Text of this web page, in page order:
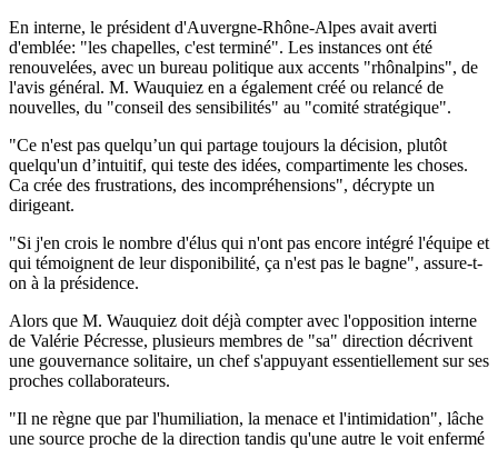
En interne, le président d'Auvergne-Rhône-Alpes avait averti
d'emblée: "les chapelles, c'est terminé". Les instances ont été
renouvelées, avec un bureau politique aux accents "rhônalpins", de
l'avis général. M. Wauquiez en a également créé ou relancé de
nouvelles, du "conseil des sensibilités" au "comité stratégique".
"Ce n'est pas quelqu’un qui partage toujours la décision, plutôt
quelqu'un d’intuitif, qui teste des idées, compartimente les choses.
Ca crée des frustrations, des incompréhensions", décrypte un
dirigeant.
"Si j'en crois le nombre d'élus qui n'ont pas encore intégré l'équipe et
qui témoignent de leur disponibilité, ça n'est pas le bagne", assure-t-
on à la présidence.
Alors que M. Wauquiez doit déjà compter avec l'opposition interne
de Valérie Pécresse, plusieurs membres de "sa" direction décrivent
une gouvernance solitaire, un chef s'appuyant essentiellement sur ses
proches collaborateurs.
"Il ne règne que par l'humiliation, la menace et l'intimidation", lâche
une source proche de la direction tandis qu'une autre le voit enfermé